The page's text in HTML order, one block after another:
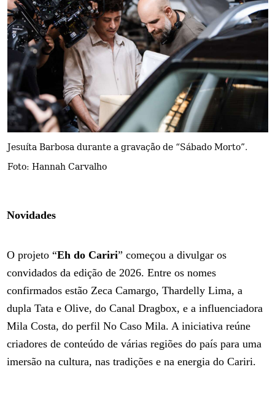
Jesuíta Barbosa durante a gravação de “Sábado Morto”.
Foto: Hannah Carvalho
Novidades
O projeto “Eh do Cariri” começou a divulgar os
convidados da edição de 2026. Entre os nomes
confirmados estão Zeca Camargo, Thardelly Lima, a
dupla Tata e Olive, do Canal Dragbox, e a influenciadora
Mila Costa, do perfil No Caso Mila. A iniciativa reúne
criadores de conteúdo de várias regiões do país para uma
imersão na cultura, nas tradições e na energia do Cariri.